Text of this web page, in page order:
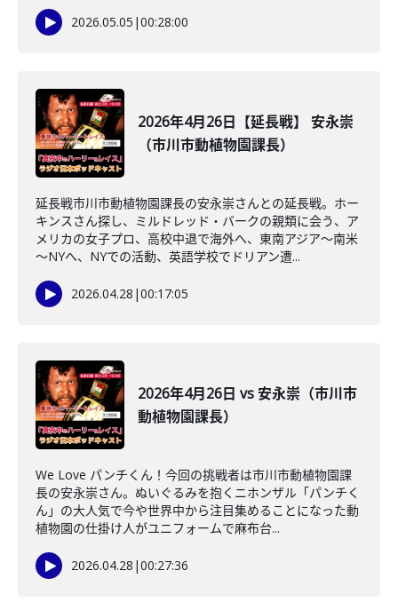
2026.05.05 |00:28:00
2026年4月26日【延長戦】 安永崇
（市川市動植物園課長）
延長戦市川市動植物園課長の安永崇さんとの延長戦。ホー
キンスさん探し、ミルドレッド・バークの親類に会う、ア
メリカの女子プロ、高校中退で海外へ、東南アジア～南米
～NYへ、NYでの活動、英語学校でドリアン遭...
2026.04.28 |00:17:05
2026年4月26日 vs 安永崇（市川市
動植物園課長）
We Love パンチくん！今回の挑戦者は市川市動植物園課
長の安永崇さん。ぬいぐるみを抱くニホンザル「パンチく
ん」の大人気で今や世界中から注目集めることになった動
植物園の仕掛け人がユニフォームで麻布台...
2026.04.28 |00:27:36